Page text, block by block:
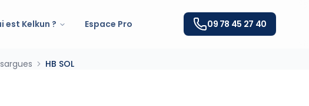
est Kelkun ? Espace Pro 09 78 45 27 40
HB SOL